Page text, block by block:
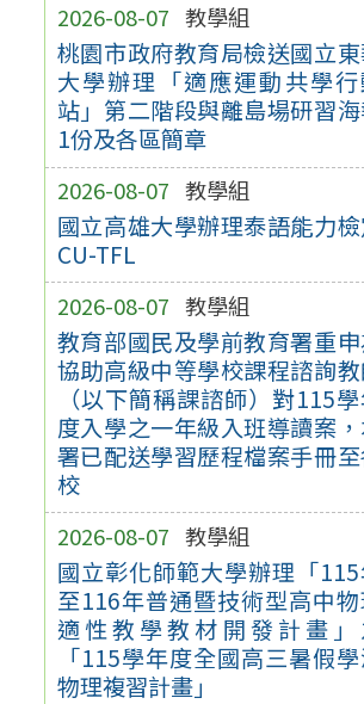
2026-08-07 教學組
桃園市政府教育局檢送國立
大學辦理「適應運動共學行
站」第二階段與離島場研習
1份及各區簡章
2026-08-07 教學組
國立高雄大學辦理泰語能力
CU-TFL
2026-08-07 教學組
教育部國民及學前教育署重
協助高級中等學校課程諮詢
（以下簡稱課諮師）對115
度入學之一年級入班導讀案
署已配送學習歷程檔案手冊
校
2026-08-07 教學組
國立彰化師範大學辦理「
至116年普通暨技術型高中
適性教學教材開發計畫」
「115學年度全國高三暑假
物理複習計畫」